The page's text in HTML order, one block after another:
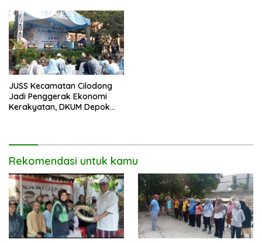
JUSS Kecamatan Cilodong
Jadi Penggerak Ekonomi
Kerakyatan, DKUM Depok
Rekomendasi untuk kamu